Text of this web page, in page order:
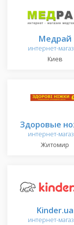
Медрай
интернет-
Киев
Здоровые
интернет-
Житомир
Kinder.ua
интернет-